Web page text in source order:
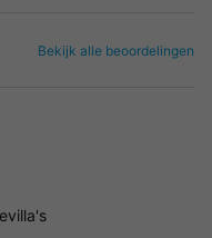
Bekijk alle beoordelingen